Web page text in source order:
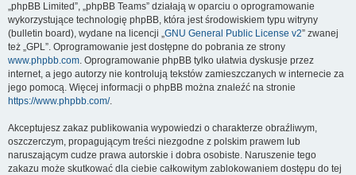
„phpBB Limited”, „phpBB Teams” działają w oparciu o oprogramowanie
wykorzystujące technologię phpBB, która jest środowiskiem typu witryny
(bulletin board), wydane na licencji „GNU General Public License v2” zwanej
też „GPL”. Oprogramowanie jest dostępne do pobrania ze strony
www.phpbb.com. Oprogramowanie phpBB tylko ułatwia dyskusje przez
internet, a jego autorzy nie kontrolują tekstów zamieszczanych w internecie za
jego pomocą. Więcej informacji o phpBB można znaleźć na stronie
https://www.phpbb.com/.
Akceptujesz zakaz publikowania wypowiedzi o charakterze obraźliwym,
oszczerczym, propagującym treści niezgodne z polskim prawem lub
naruszającym cudze prawa autorskie i dobra osobiste. Naruszenie tego
zakazu może skutkować dla ciebie całkowitym zablokowaniem dostępu do tej